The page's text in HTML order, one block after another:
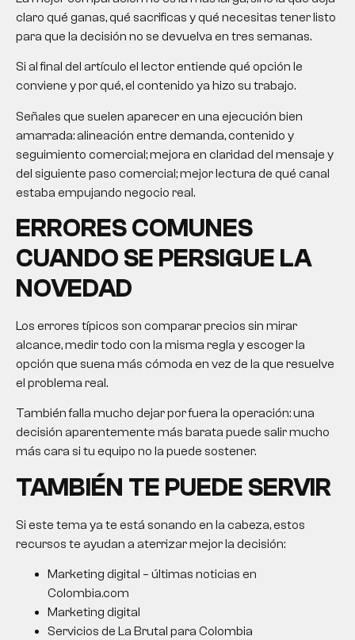
claro qué ganas, qué sacrificas y qué necesitas tener listo
para que la decisión no se devuelva en tres semanas.
Si al final del artículo el lector entiende qué opción le
conviene y por qué, el contenido ya hizo su trabajo.
Señales que suelen aparecer en una ejecución bien
amarrada: alineación entre demanda, contenido y
seguimiento comercial; mejora en claridad del mensaje y
del siguiente paso comercial; mejor lectura de qué canal
estaba empujando negocio real.
ERRORES COMUNES
CUANDO SE PERSIGUE LA
NOVEDAD
Los errores típicos son comparar precios sin mirar
alcance, medir todo con la misma regla y escoger la
opción que suena más cómoda en vez de la que resuelve
el problema real.
También falla mucho dejar por fuera la operación: una
decisión aparentemente más barata puede salir mucho
más cara si tu equipo no la puede sostener.
TAMBIÉN TE PUEDE SERVIR
Si este tema ya te está sonando en la cabeza, estos
recursos te ayudan a aterrizar mejor la decisión:
Marketing digital – últimas noticias en
Colombia.com
Marketing digital
Servicios de La Brutal para Colombia